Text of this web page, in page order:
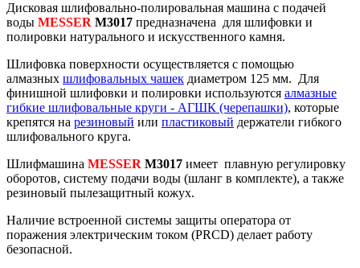
Дисковая шлифовально-полировальная машина с подачей
воды MESSER M3017 предназначена для шлифовки и
полировки натурального и искусственного камня.
Шлифовка поверхности осуществляется с помощью
алмазных шлифовальных чашек диаметром 125 мм. Для
финишной шлифовки и полировки используются алмазные
гибкие шлифовальные круги - АГШК (черепашки), которые
крепятся на резиновый или пластиковый держатели гибкого
шлифовального круга.
Шлифмашина MESSER M3017 имеет плавную регулировку
оборотов, систему подачи воды (шланг в комплекте), а также
резиновый пылезащитный кожух.
Наличие встроенной системы защиты оператора от
поражения электрическим током (PRCD) делает работу
безопасной.